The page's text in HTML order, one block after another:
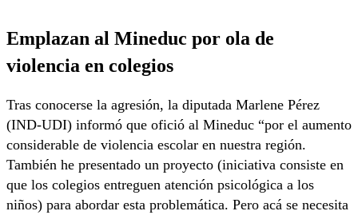
Emplazan al Mineduc por ola de
violencia en colegios
Tras conocerse la agresión, la diputada Marlene Pérez
(IND-UDI) informó que ofició al Mineduc “por el aumento
considerable de violencia escolar en nuestra región.
También he presentado un proyecto (iniciativa consiste en
que los colegios entreguen atención psicológica a los
niños) para abordar esta problemática. Pero acá se necesita